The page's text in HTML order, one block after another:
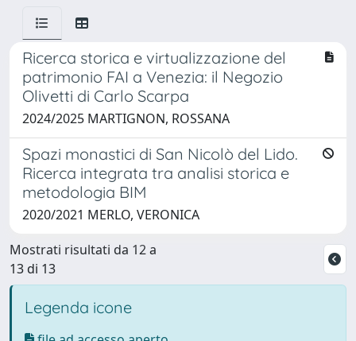
Ricerca storica e virtualizzazione del
patrimonio FAI a Venezia: il Negozio
Olivetti di Carlo Scarpa
2024/2025 MARTIGNON, ROSSANA
Spazi monastici di San Nicolò del Lido.
Ricerca integrata tra analisi storica e
metodologia BIM
2020/2021 MERLO, VERONICA
Mostrati risultati da 12 a
13 di 13
Legenda icone